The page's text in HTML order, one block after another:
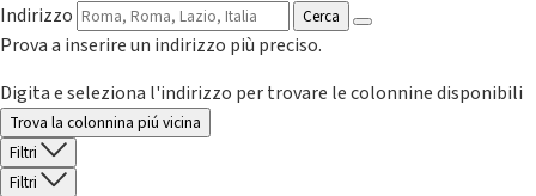
Indirizzo
Cerca
Prova a inserire un indirizzo più preciso.
Digita e seleziona l'indirizzo per trovare le colonnine disponibili
Trova la colonnina piú vicina
Filtri
Filtri